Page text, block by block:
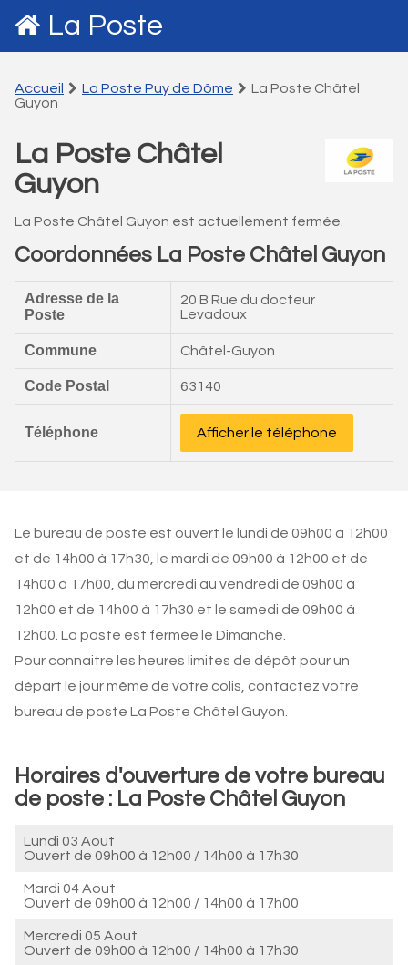
La Poste
Accueil La Poste Puy de Dôme
La Poste Châtel
Guyon
La Poste Châtel
Guyon
La Poste Châtel Guyon est actuellement fermée.
Coordonnées La Poste Châtel Guyon
Adresse de la
Poste
20 B Rue du docteur
Levadoux
Commune Châtel-Guyon
Code Postal 63140
Téléphone Afficher le téléphone
Le bureau de poste est ouvert le lundi de 09h00 à 12h00
et de 14h00 à 17h30, le mardi de 09h00 à 12h00 et de
14h00 à 17h00, du mercredi au vendredi de 09h00 à
12h00 et de 14h00 à 17h30 et le samedi de 09h00 à
12h00. La poste est fermée le Dimanche.
Pour connaitre les heures limites de dépôt pour un
départ le jour même de votre colis, contactez votre
bureau de poste La Poste Châtel Guyon.
Horaires d'ouverture de votre bureau
de poste : La Poste Châtel Guyon
Lundi 03 Aout
Ouvert de 09h00 à 12h00 / 14h00 à 17h30
Mardi 04 Aout
Ouvert de 09h00 à 12h00 / 14h00 à 17h00
Mercredi 05 Aout
Ouvert de 09h00 à 12h00 / 14h00 à 17h30